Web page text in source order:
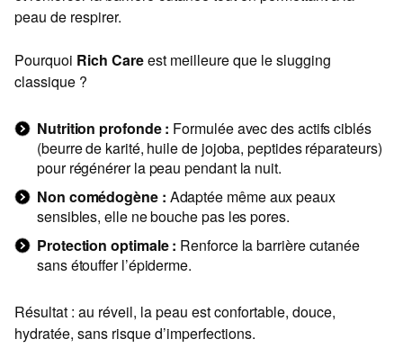
peau de respirer.
Pourquoi Rich Careest meilleure que le slugging
classique ?
Nutrition profonde : Formulée avec des actifs ciblés
(beurre de karité, huile de jojoba, peptides réparateurs)
pour régénérer la peau pendant la nuit.
Non comédogène : Adaptée même aux peaux
sensibles, elle ne bouche pas les pores.
Protection optimale : Renforce la barrière cutanée
sans étouffer l’épiderme.
Résultat : au réveil, la peau est confortable, douce,
hydratée, sans risque d’imperfections.